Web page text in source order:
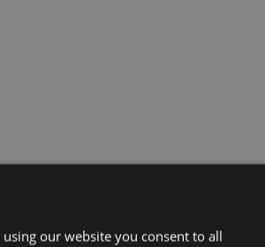
our website you consent to all